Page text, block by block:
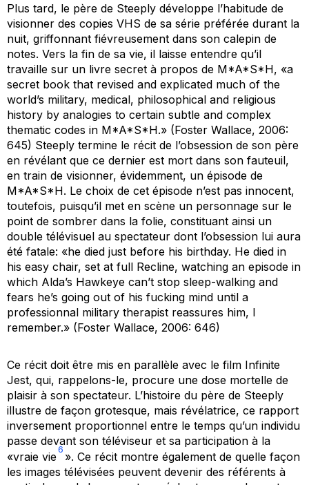
Plus tard, le père de Steeply développe l’habitude de
visionner des copies VHS de sa série préférée durant la
nuit, griffonnant fiévreusement dans son calepin de
notes. Vers la fin de sa vie, il laisse entendre qu’il
travaille sur un livre secret à propos de M*A*S*H, «a
secret book that revised and explicated much of the
world’s military, medical, philosophical and religious
history by analogies to certain subtle and complex
thematic codes in M*A*S*H.» (Foster Wallace, 2006:
645) Steeply termine le récit de l’obsession de son père
en révélant que ce dernier est mort dans son fauteuil,
en train de visionner, évidemment, un épisode de
M*A*S*H. Le choix de cet épisode n’est pas innocent,
toutefois, puisqu’il met en scène un personnage sur le
point de sombrer dans la folie, constituant ainsi un
double télévisuel au spectateur dont l’obsession lui aura
été fatale: «he died just before his birthday. He died in
his easy chair, set at full Recline, watching an episode in
which Alda’s Hawkeye can’t stop sleep-walking and
fears he’s going out of his fucking mind until a
professionnal military therapist reassures him, I
remember.» (Foster Wallace, 2006: 646)
Ce récit doit être mis en parallèle avec le film Infinite
Jest, qui, rappelons-le, procure une dose mortelle de
plaisir à son spectateur. L’histoire du père de Steeply
illustre de façon grotesque, mais révélatrice, ce rapport
inversement proportionnel entre le temps qu’un individu
passe devant son téléviseur et sa participation à la
«vraie vie
6
». Ce récit montre également de quelle façon
les images télévisées peuvent devenir des référents à